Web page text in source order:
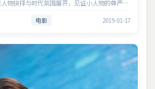
物抉择与时代氛围展开，见证小人物的尊严突
电影 2019-01-17